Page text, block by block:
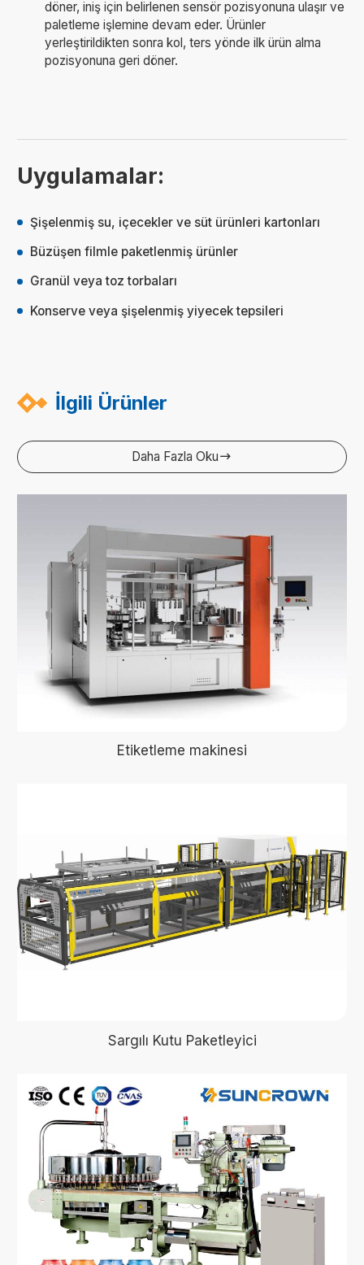
döner, iniş için belirlenen sensör pozisyonuna ulaşır ve
paletleme işlemine devam eder. Ürünler
yerleştirildikten sonra kol, ters yönde ilk ürün alma
pozisyonuna geri döner.
Uygulamalar:
Şişelenmiş su, içecekler ve süt ürünleri kartonları
Büzüşen filmle paketlenmiş ürünler
Granül veya toz torbaları
Konserve veya şişelenmiş yiyecek tepsileri
İlgili Ürünler
Daha Fazla Oku
Etiketleme makinesi
Sargılı Kutu Paketleyici